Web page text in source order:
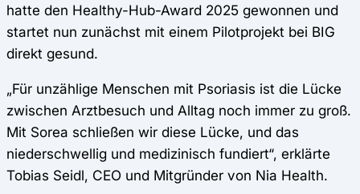
hatte den Healthy-Hub-Award 2025 gewonnen und
startet nun zunächst mit einem Pilotprojekt bei BIG
direkt gesund.
„Für unzählige Menschen mit Psoriasis ist die Lücke
zwischen Arztbesuch und Alltag noch immer zu groß.
Mit Sorea schließen wir diese Lücke, und das
niederschwellig und medizinisch fundiert“, erklärte
Tobias Seidl, CEO und Mitgründer von Nia Health.